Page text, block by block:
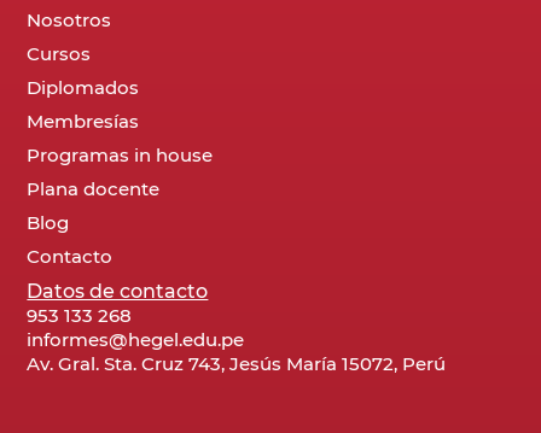
Nosotros
Cursos
Diplomados
Membresías
Programas in house
Plana docente
Blog
Contacto
Datos de contacto
953 133 268
informes@hegel.edu.pe
Av. Gral. Sta. Cruz 743, Jesús María 15072, Perú